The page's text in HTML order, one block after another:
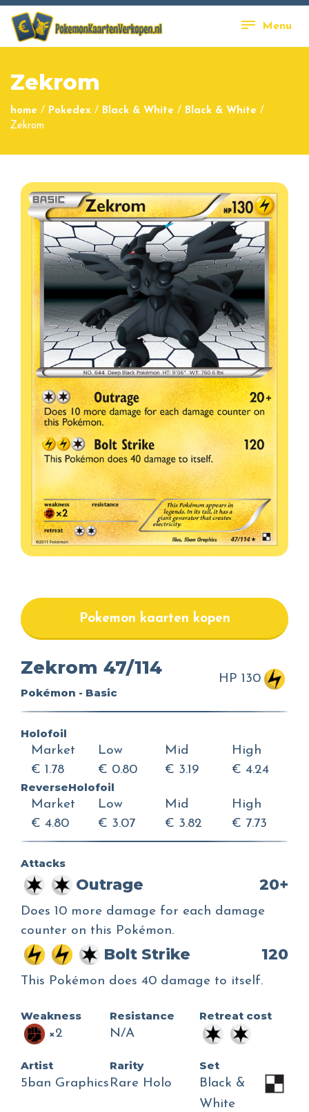
Menu
Zekrom
home / Pokedex / Black & White / Black & White /
Zekrom
Pokemon kaarten kopen
Zekrom 47/114
Pokémon - Basic
HP 130
Holofoil
Market
€ 1.78
Low
€ 0.80
Mid
€ 3.19
High
€ 4.24
ReverseHolofoil
Market
€ 4.80
Low
€ 3.07
Mid
€ 3.82
High
€ 7.73
Attacks
Outrage 20+
Does 10 more damage for each damage
counter on this Pokémon.
Bolt Strike 120
This Pokémon does 40 damage to itself.
Weakness
×2
Resistance
N/A
Retreat cost
Artist
5ban Graphics
Rarity
Rare Holo
Set
Black &
White